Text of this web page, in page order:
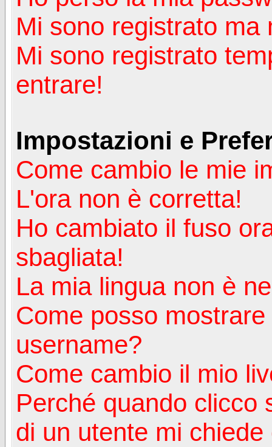
Mi sono registrato ma
Mi sono registrato
entrare!
Impostazioni e
Come cambio le mie
L'ora non è corretta!
Ho cambiato il fuso
sbagliata!
La mia lingua non è
Come posso
username?
Come cambio il mio
Perché quando clicco
di un utente mi